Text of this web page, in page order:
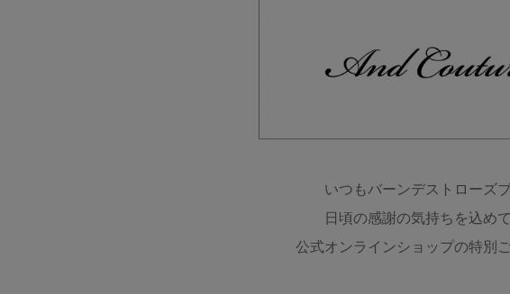
いつもバーンデストローズ
日頃の感謝の気持ちを込め
公式オンラインショップの特別